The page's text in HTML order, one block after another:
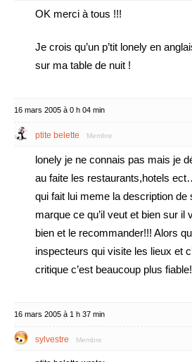
OK merci à tous !!!
Je crois qu’un p’tit lonely en
sur ma table de nuit !
16 mars 2005 à 0 h 04 min
ptite belette Membre
lonely je ne connais pas mais je
au faite les restaurants,hotels
qui fait lui meme la description de
marque ce qu’il veut et bien sur il
bien et le recommander!!! Alors
inspecteurs qui visite les lieux et
critique c’est beaucoup plus fiable!
16 mars 2005 à 1 h 37 min
sylvestre Membre